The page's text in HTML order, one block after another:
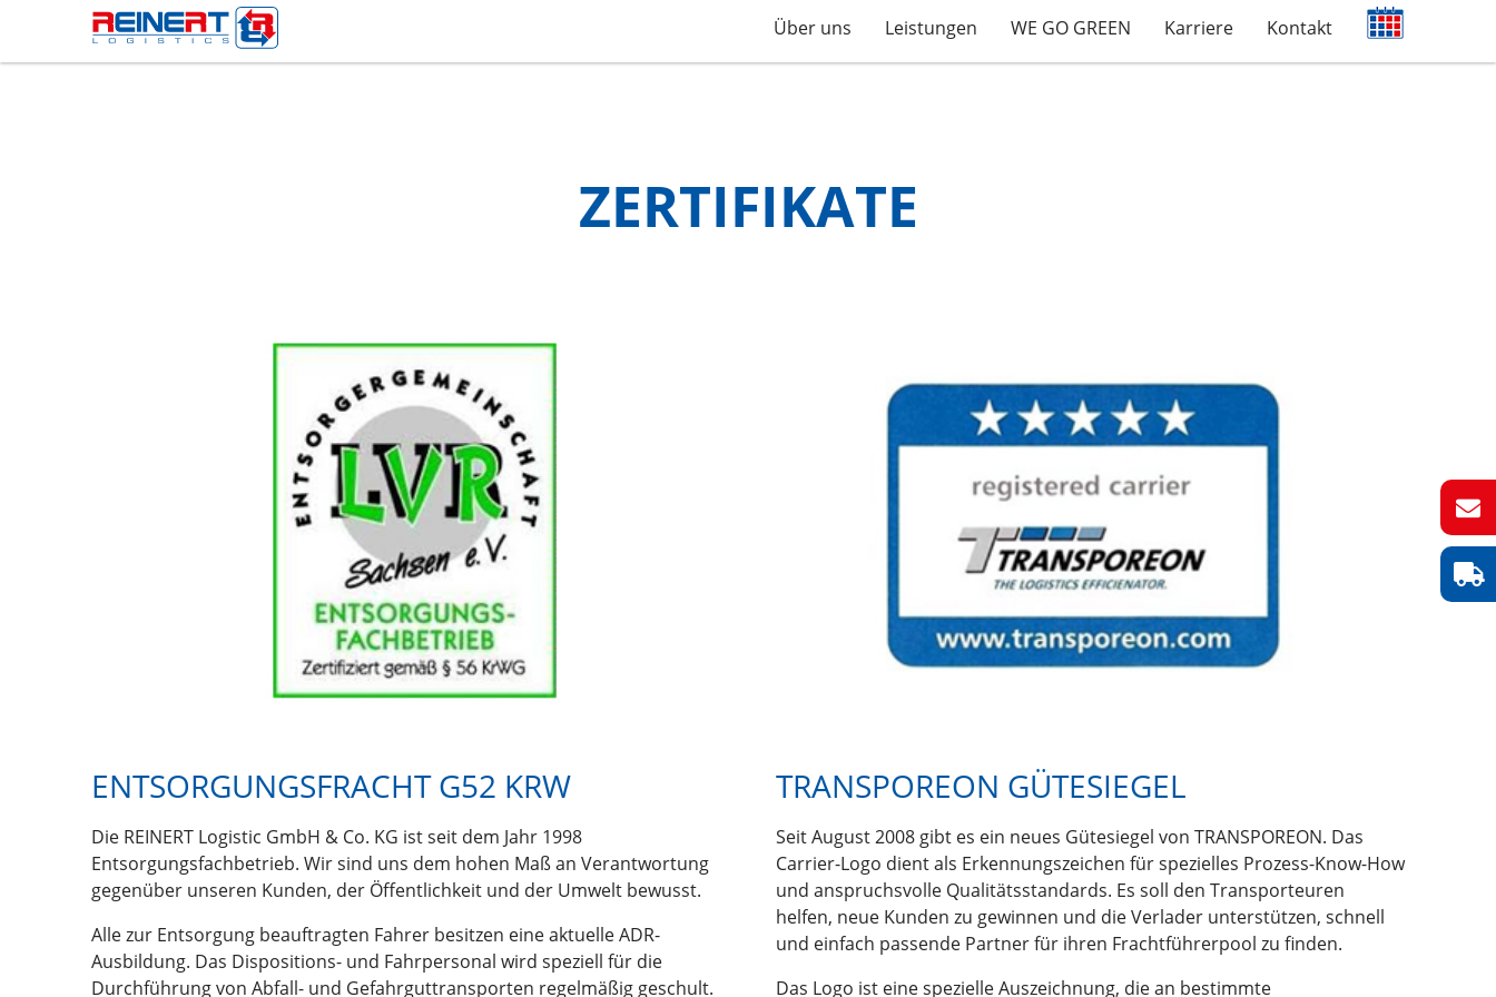
Über uns Leistungen WE GO GREEN Karriere Kontakt
ZERTIFIKATE
ENTSORGUNGSFRACHT G52 KRW
Die REINERT Logistic GmbH & Co. KG ist seit dem Jahr 1998
Entsorgungsfachbetrieb. Wir sind uns dem hohen Maß an Verantwortung
gegenüber unseren Kunden, der Öffentlichkeit und der Umwelt bewusst.
Alle zur Entsorgung beauftragten Fahrer besitzen eine aktuelle ADR-
Ausbildung. Das Dispositions- und Fahrpersonal wird speziell für die
Durchführung von Abfall- und Gefahrguttransporten regelmäßig geschult.
TRANSPOREON GÜTESIEGEL
Seit August 2008 gibt es ein neues Gütesiegel von TRANSPOREON. Das
Carrier-Logo dient als Erkennungszeichen für spezielles Prozess-Know-How
und anspruchsvolle Qualitätsstandards. Es soll den Transporteuren
helfen, neue Kunden zu gewinnen und die Verlader unterstützen, schnell
und einfach passende Partner für ihren Frachtführerpool zu finden.
Das Logo ist eine spezielle Auszeichnung, die an bestimmte